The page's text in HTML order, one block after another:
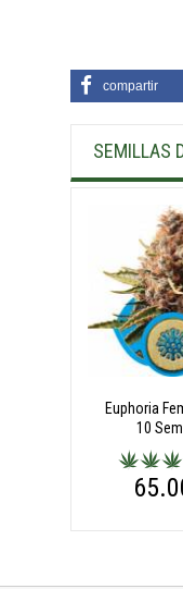
compartir
SEMILLAS
Euphoria
10